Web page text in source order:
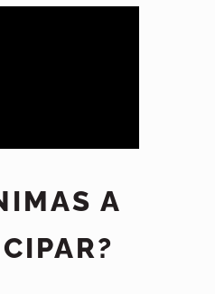
A